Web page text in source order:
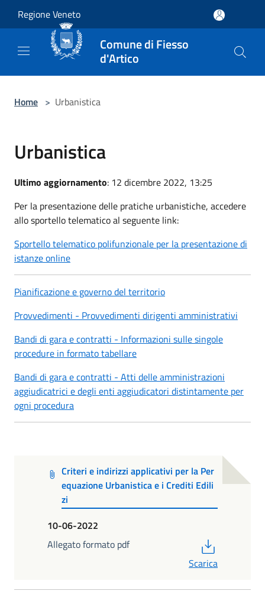
Regione Veneto
Comune di Fiesso
d'Artico
Home > Urbanistica
Urbanistica
Ultimo aggiornamento: 12 dicembre 2022, 13:25
Per la presentazione delle pratiche urbanistiche, accedere
allo sportello telematico al seguente link:
Sportello telematico polifunzionale per la presentazione di
istanze online
Pianificazione e governo del territorio
Provvedimenti - Provvedimenti dirigenti amministrativi
Bandi di gara e contratti - Informazioni sulle singole
procedure in formato tabellare
Bandi di gara e contratti - Atti delle amministrazioni
aggiudicatrici e degli enti aggiudicatori distintamente per
ogni procedura
Criteri e indirizzi applicativi per la Per
equazione Urbanistica e i Crediti Edili
zi
10-06-2022
Allegato formato pdf
Scarica